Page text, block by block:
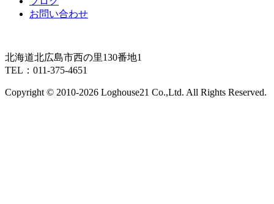
お問い合わせ
北海道北広島市西の里130番地1
TEL：011-375-4651
Copyright © 2010-2026 Loghouse21 Co.,Ltd. All Rights Reserved.